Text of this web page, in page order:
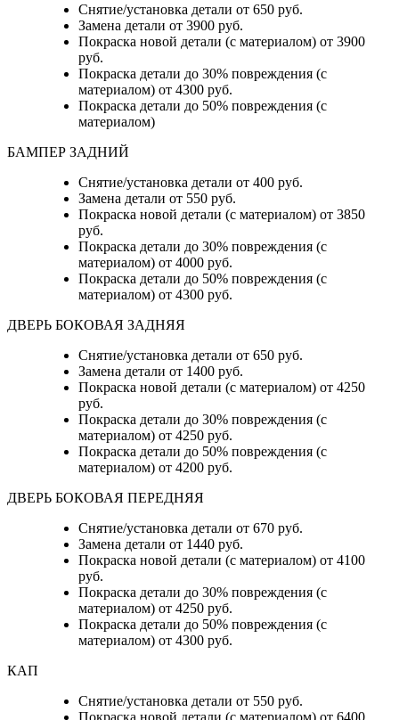
Снятие/установка детали от 650 руб.
Замена детали от 3900 руб.
Покраска новой детали (с материалом) от 3900
руб.
Покраска детали до 30% повреждения (с
материалом) от 4300 руб.
Покраска детали до 50% повреждения (с
материалом)
БАМПЕР ЗАДНИЙ
Снятие/установка детали от 400 руб.
Замена детали от 550 руб.
Покраска новой детали (с материалом) от 3850
руб.
Покраска детали до 30% повреждения (с
материалом) от 4000 руб.
Покраска детали до 50% повреждения (с
материалом) от 4300 руб.
ДВЕРЬ БОКОВАЯ ЗАДНЯЯ
Снятие/установка детали от 650 руб.
Замена детали от 1400 руб.
Покраска новой детали (с материалом) от 4250
руб.
Покраска детали до 30% повреждения (с
материалом) от 4250 руб.
Покраска детали до 50% повреждения (с
материалом) от 4200 руб.
ДВЕРЬ БОКОВАЯ ПЕРЕДНЯЯ
Снятие/установка детали от 670 руб.
Замена детали от 1440 руб.
Покраска новой детали (с материалом) от 4100
руб.
Покраска детали до 30% повреждения (с
материалом) от 4250 руб.
Покраска детали до 50% повреждения (с
материалом) от 4300 руб.
КАП
Снятие/установка детали от 550 руб.
Покраска новой детали (с материалом) от 6400